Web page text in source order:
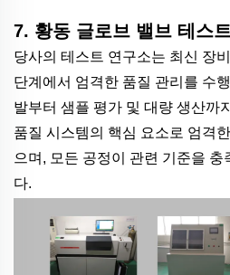
7. 황동 글로브 밸브 테스
당사의 테스트 연구소는 최신 장
단계에서 엄격한 품질 관리를 수
발부터 샘플 평가 및 대량 생산까
품질 시스템의 핵심 요소로 엄격
으며, 모든 공정이 관련 기준을 충
다.